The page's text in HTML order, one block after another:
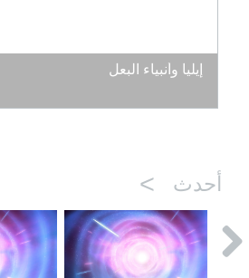
إيليا وأنبياء البعل
أحدث >